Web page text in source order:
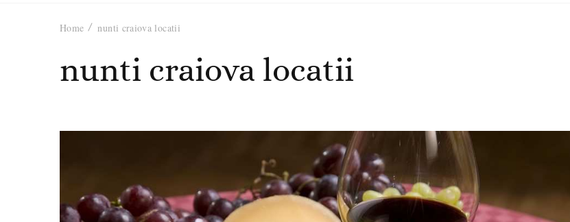
Home nunti craiova locatii
nunti craiova locatii